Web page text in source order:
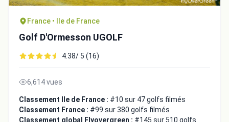
France • Ile de France
Golf D'Ormesson UGOLF
4.38/ 5 (16)
6,614 vues
Classement Ile de France : #10 sur 47 golfs filmés
Classement France : #99 sur 380 golfs filmés
Classement global Flyovergreen : #145 sur 510 golfs